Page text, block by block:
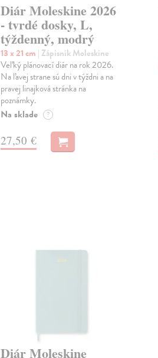
Diár Moleskine 2026
- tvrdé dosky, L,
týždenný, modrý
13 x 21 cm | Zápisník Moleskine
Veľký plánovací diár na rok 2026.
Na ľavej strane sú dni v týždni a na
pravej linajková stránka na
poznámky.
Na sklade ?
27,50 €
Diár Moleskine